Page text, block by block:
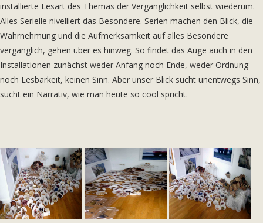
installierte Lesart des Themas der Vergänglichkeit selbst wiederum.
Alles Serielle nivelliert das Besondere. Serien machen den Blick, die
Währnehmung und die Aufmerksamkeit auf alles Besondere
vergänglich, gehen über es hinweg. So findet das Auge auch in den
Installationen zunächst weder Anfang noch Ende, weder Ordnung
noch Lesbarkeit, keinen Sinn. Aber unser Blick sucht unentwegs Sinn,
sucht ein Narrativ, wie man heute so cool spricht.